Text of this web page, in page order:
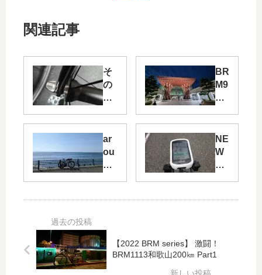
関連記事
そ
の
シ
フ
ト
、
つ
BR
M9
13
木
30
0
㎞
DN
後
話
ar
ou
nd
isl
d
pa
rt1
NE
W
GA
N
【2022 BRM series】 激闘！
BRM1113和歌山200㎞ Part1